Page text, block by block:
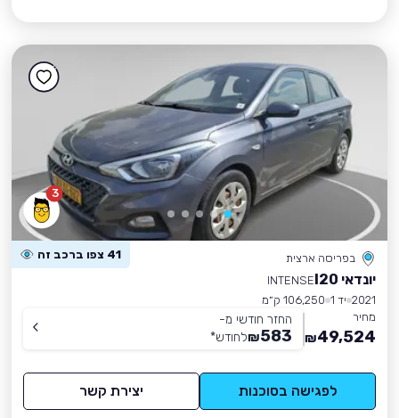
3
בפריסה ארצית 41 צפו ברכב זה
יונדאי I20
INTENSE
2021 יד 1
106,250 ק״מ
מחיר
49,524
₪
החזר חודשי מ-
583
₪לחודש*
לפגישה בסוכנות יצירת קשר